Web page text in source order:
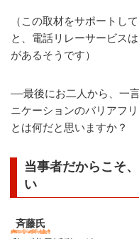
（この取材をサポートし
と、電話リレーサービス
があるそうです）
――最後にお二人から、一
ニケーションのバリアフ
とは何だと思いますか？
当事者だからこそ
い
斉藤氏